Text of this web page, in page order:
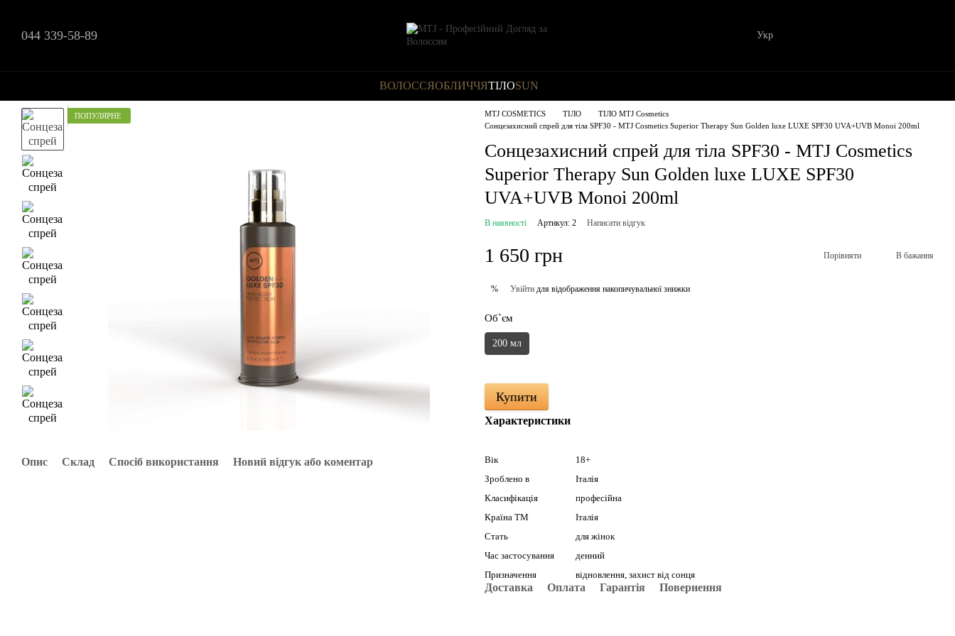
044 339-58-89 Укр
ВОЛОССЯОБЛИЧЧЯТІЛОSUN
ПОПУЛЯРНЕ
Опис Склад Спосіб використання Новий відгук або коментар
MTJ COSMETICS ТІЛО
ТІЛО MTJ Cosmetics
Сонцезахисний спрей для тіла SPF30 - MTJ Cosmetics Superior Therapy Sun Golden luxe LUXE SPF30 UVA+UVB Monoi 200ml
Сонцезахисний спрей для тіла SPF30 - MTJ Cosmetics
Superior Therapy Sun Golden luxe LUXE SPF30
UVA+UVB Monoi 200ml
В наявності Артикул: 2 Написати відгук
1 650 грн Порівняти В бажання
% Увійти для відображення накопичувальної знижки
Об`єм
200 мл
Купити
Характеристики
Вік
18+
Зроблено в
Італія
Класифікація
професійна
Країна ТМ
Італія
Стать
для жінок
Час застосування
денний
Призначення
відновлення, захист від сонця
Доставка Оплата Гарантія Повернення